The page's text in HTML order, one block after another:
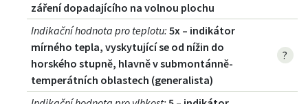
záření dopadajícího na volnou plochu
Indikační hodnota pro teplotu: 5x – indikátor
mírného tepla, vyskytující se od nížin do
horského stupně, hlavně v submontánně-
temperátních oblastech (generalista)
?